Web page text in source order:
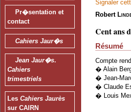
Pr�sentation et
contact
Cahiers Jaur�s
Jean Jaur�s.
Cahiers
trimestriels
Les Cahiers Jaurès
sur CAIRN
Signaler
Robert
Cent ans
Résumé
Compte
� Alain
� Jean-
� Claude
� Louis